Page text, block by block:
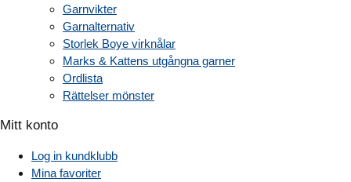
Garnvikter
Garnalternativ
Storlek Boye virknålar
Marks & Kattens utgångna garner
Ordlista
Rättelser mönster
Mitt konto
Log in kundklubb
Mina favoriter